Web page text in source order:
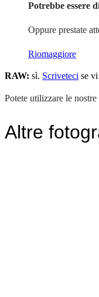
Potrebbe essere
Oppure prestate
Riomaggiore
RAW: sì. Scriveteci se
Potete utilizzare le
Altre